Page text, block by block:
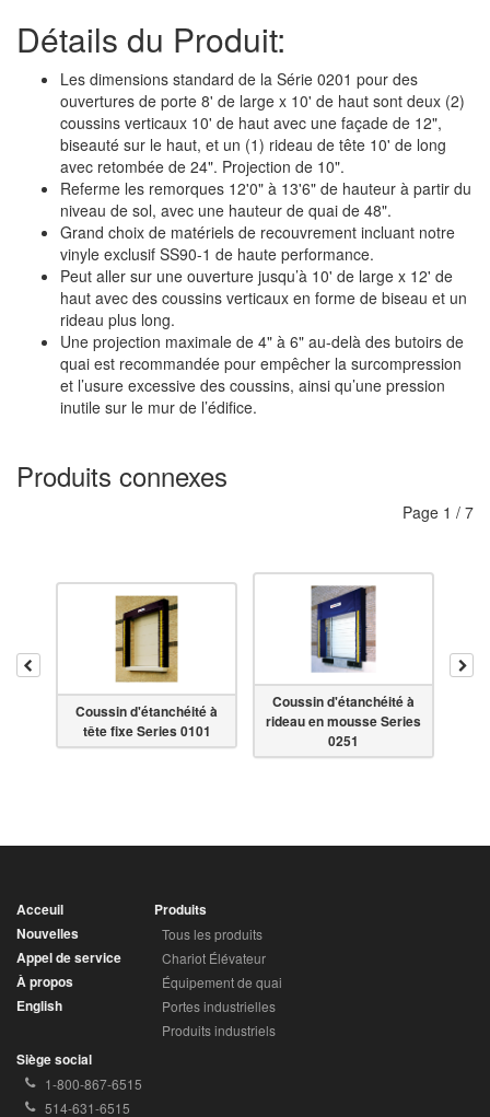
Détails du Produit:
Les dimensions standard de la Série 0201 pour des
ouvertures de porte 8' de large x 10' de haut sont deux (2)
coussins verticaux 10' de haut avec une façade de 12",
biseauté sur le haut, et un (1) rideau de tête 10' de long
avec retombée de 24". Projection de 10".
Referme les remorques 12'0" à 13'6" de hauteur à partir du
niveau de sol, avec une hauteur de quai de 48".
Grand choix de matériels de recouvrement incluant notre
vinyle exclusif SS90-1 de haute performance.
Peut aller sur une ouverture jusqu’à 10' de large x 12' de
haut avec des coussins verticaux en forme de biseau et un
rideau plus long.
Une projection maximale de 4" à 6" au-delà des butoirs de
quai est recommandée pour empêcher la surcompression
et l’usure excessive des coussins, ainsi qu’une pression
inutile sur le mur de l’édifice.
Produits connexes
Page 1 / 7
Coussin d'étanchéité à
tête fixe Series 0101
Coussin d'étanchéité à
rideau en mousse Series
0251
Acceuil
Nouvelles
Appel de service
À propos
English
Produits
Tous les produits
Chariot Élévateur
Équipement de quai
Portes industrielles
Produits industriels
Siège social
Téléphone
sans
1-800-867-6515
Téléphone
514-631-6515